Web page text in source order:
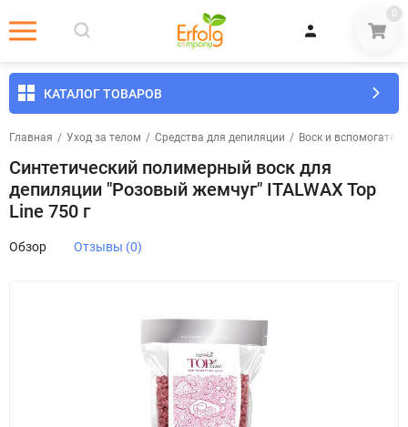
0
КАТАЛОГ ТОВАРОВ
Главная / Уход за телом / Средства для депиляции / Воск и
Синтетический полимерный воск для
депиляции "Розовый жемчуг" ITALWAX Top
Line 750 г
Обзор Отзывы (0)